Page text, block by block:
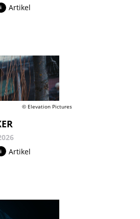
Artikel
© Elevation Pictures
Artikel